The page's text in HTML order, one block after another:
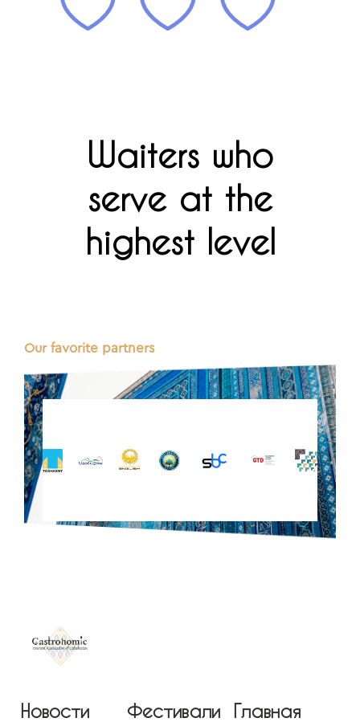
Waiters who
serve at the
highest level
Our favorite partners
Новости Фестивали Главная